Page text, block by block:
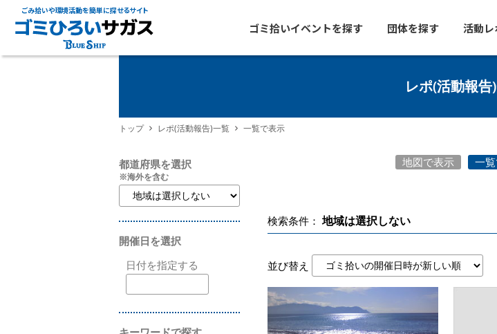
ごみ拾いや環境活動を簡単に探せるサイト
ゴミ拾いイベントを探す 団体を探す 活動
レポ(活動報告
トップ レポ(活動報告)一覧 一覧で表示
地図で表示 一
都道府県を選択
※海外を含む
開催日を選択
日付を指定する
検索条件： 地域は選択しない
並び替え